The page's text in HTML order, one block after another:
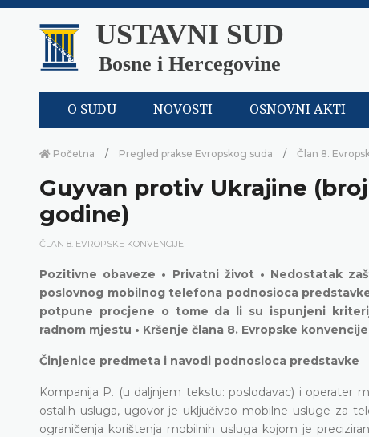
USTAVNI SUD
Bosne i Hercegovine
O SUDU NOVOSTI OSNOVNI AKTI
Početna Pregled prakse Evropskog suda Član 8.
Guyvan protiv Ukrajine
godine)
ČLAN 8. EVROPSKE KONVENCIJE
Pozitivne obaveze • Privatni život • Nedostatak
poslovnog mobilnog telefona podnosioca
potpune procjene o tome da li su ispunjeni
radnom mjestu • Kršenje člana 8. Evropske konvencije
Činjenice predmeta i navodi podnosioca predstavke
Kompanija P. (u daljnjem tekstu: poslodavac) i operater
ostalih usluga, ugovor je uključivao mobilne usluge za
ograničenja korištenja mobilnih usluga kojom je